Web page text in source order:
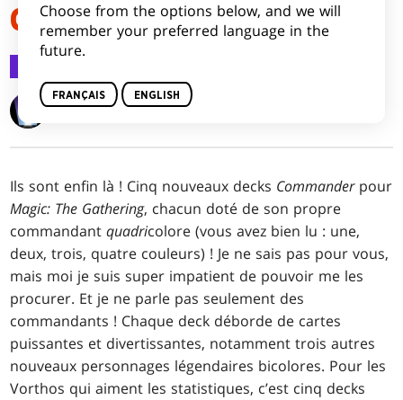
COMMANDER (ÉDITION 2016)
Magic Creative Team
Ils sont enfin là ! Cinq nouveaux decks Commander pour
Magic: The Gathering, chacun doté de son propre
commandantquadricolore (vous avez bien lu : une,
deux, trois, quatre couleurs) ! Je ne sais pas pour vous,
mais moi je suis super impatient de pouvoir me les
procurer. Et je ne parle pas seulement des
commandants ! Chaque deck déborde de cartes
puissantes et divertissantes, notamment trois autres
nouveaux personnages légendaires bicolores. Pour les
Vorthos qui aiment les statistiques, c’est cinq decks
Choose from the options below, and we will
remember your preferred language in the
future.
FRANÇAIS ENGLISH